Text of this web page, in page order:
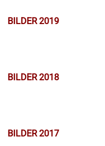
BILDER 2019
BILDER 2018
BILDER 2017